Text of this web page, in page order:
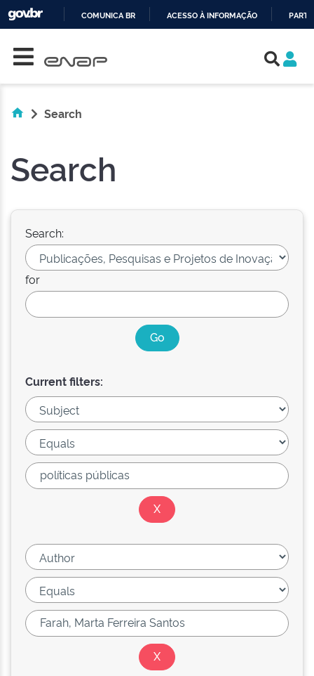
COMUNICA BR ACESSO À INFORMAÇÃO
Search
Search
Search:
for
Current filters: